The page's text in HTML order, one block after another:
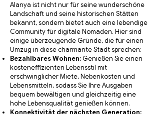
Alanya ist nicht nur für seine wunderschöne
Landschaft und seine historischen Stätten
bekannt, sondern bietet auch eine lebendige
Community für digitale Nomaden. Hier sind
einige überzeugende Gründe, die für einen
Umzug in diese charmante Stadt sprechen:
Bezahlbares Wohnen:Genießen Sie einen
kosteneffizienten Lebensstil mit
erschwinglicher Miete, Nebenkosten und
Lebensmitteln, sodass Sie Ihre Ausgaben
bequem bewältigen und gleichzeitig eine
hohe Lebensqualität genießen können.
Konnektivität der nächsten Generation: